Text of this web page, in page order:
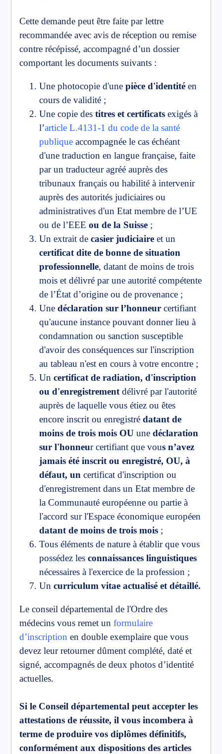
Cette demande peut être faite par lettre
recommandée avec avis de réception ou remise
contre récépissé, accompagné d’un dossier
comportant les documents suivants :
Une photocopie d'une pièce d'identité en
cours de validité ;
Une copie des titres et certificats exigés à
l’article L.4131-1 du code de la santé
publique accompagnée le cas échéant
d'une traduction en langue française, faite
par un traducteur agréé auprès des
tribunaux français ou habilité à intervenir
auprès des autorités judiciaires ou
administratives d'un Etat membre de l’UE
ou de l’EEE ou de la Suisse ;
Un extrait de casier judiciaire et un
certificat dite de bonne de situation
professionnelle, datant de moins de trois
mois et délivré par une autorité compétente
de l’État d’origine ou de provenance ;
Une déclaration sur l’honneur certifiant
qu'aucune instance pouvant donner lieu à
condamnation ou sanction susceptible
d'avoir des conséquences sur l'inscription
au tableau n'est en cours à votre encontre ;
Un certificat de radiation, d'inscription
ou d'enregistrement délivré par l'autorité
auprès de laquelle vous étiez ou êtes
encore inscrit ou enregistré datant de
moins de trois mois OU une déclaration
sur l'honneur certifiant que vous n’avez
jamais été inscrit ou enregistré, OU, à
défaut, un certificat d'inscription ou
d'enregistrement dans un Etat membre de
la Communauté européenne ou partie à
l'accord sur l'Espace économique européen
datant de moins de trois mois ;
Tous éléments de nature à établir que vous
possédez les connaissances linguistiques
nécessaires à l'exercice de la profession ;
Un curriculum vitae actualisé et détaillé.
Le conseil départemental de l'Ordre des
médecins vous remet un formulaire
d’inscription en double exemplaire que vous
devez leur retourner dûment complété, daté et
signé, accompagnés de deux photos d’identité
actuelles.
Si le Conseil départemental peut accepter les
attestations de réussite, il vous incombera à
terme de produire vos diplômes définitifs,
conformément aux dispositions des articles